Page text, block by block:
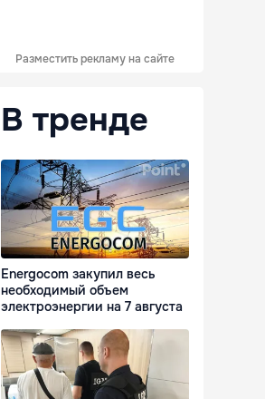
Разместить рекламу на сайте
В тренде
Energocom закупил весь
необходимый объем
электроэнергии на 7 августа